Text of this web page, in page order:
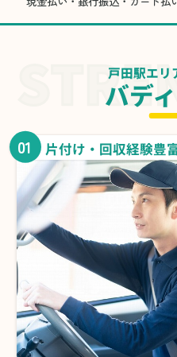
戸田駅エリ
バデ
01 片付け・回収経験豊